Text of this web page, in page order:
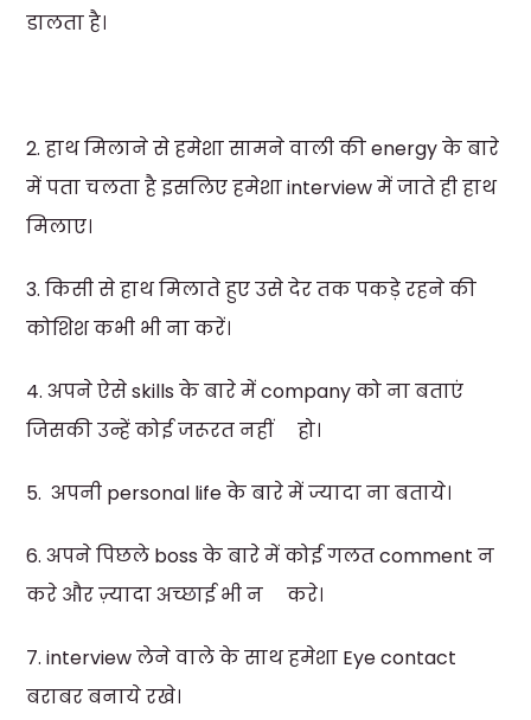
डालता है।
2. हाथ मिलाने से हमेशा सामने वाली की energy के बारे
में पता चलता है इसलिए हमेशा interview में जाते ही हाथ
मिलाए।
3. किसी से हाथ मिलाते हुए उसे देर तक पकड़े रहने की
कोशिश कभी भी ना करें।
4. अपने ऐसे skills के बारे में company को ना बताएं
जिसकी उन्हें कोई जरूरत नहीं हो।
5. अपनी personal life के बारे में ज्यादा ना बताये।
6. अपने पिछले boss के बारे में कोई गलत comment न
करे और ज़्यादा अच्छाई भी न करे।
7. interview लेने वाले के साथ हमेशा Eye contact
बराबर बनाये रखे।